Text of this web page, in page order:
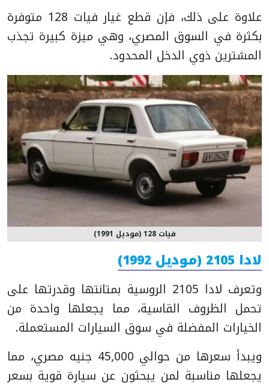
علاوة على ذلك، فإن قطع غيار فيات 128 متوفرة
بكثرة في السوق المصري، وهي ميزة كبيرة تجذب
المشترين ذوي الدخل المحدود.
فيات 128 (موديل 1991)
لادا 2105 (موديل 1992)
وتعرف لادا 2105 الروسية بمتانتها وقدرتها على
تحمل الظروف القاسية، مما يجعلها واحدة من
الخيارات المفضلة في سوق السيارات المستعملة.
ويبدأ سعرها من حوالي 45,000 جنيه مصري، مما
يجعلها مناسبة لمن يبحثون عن سيارة قوية بسعر